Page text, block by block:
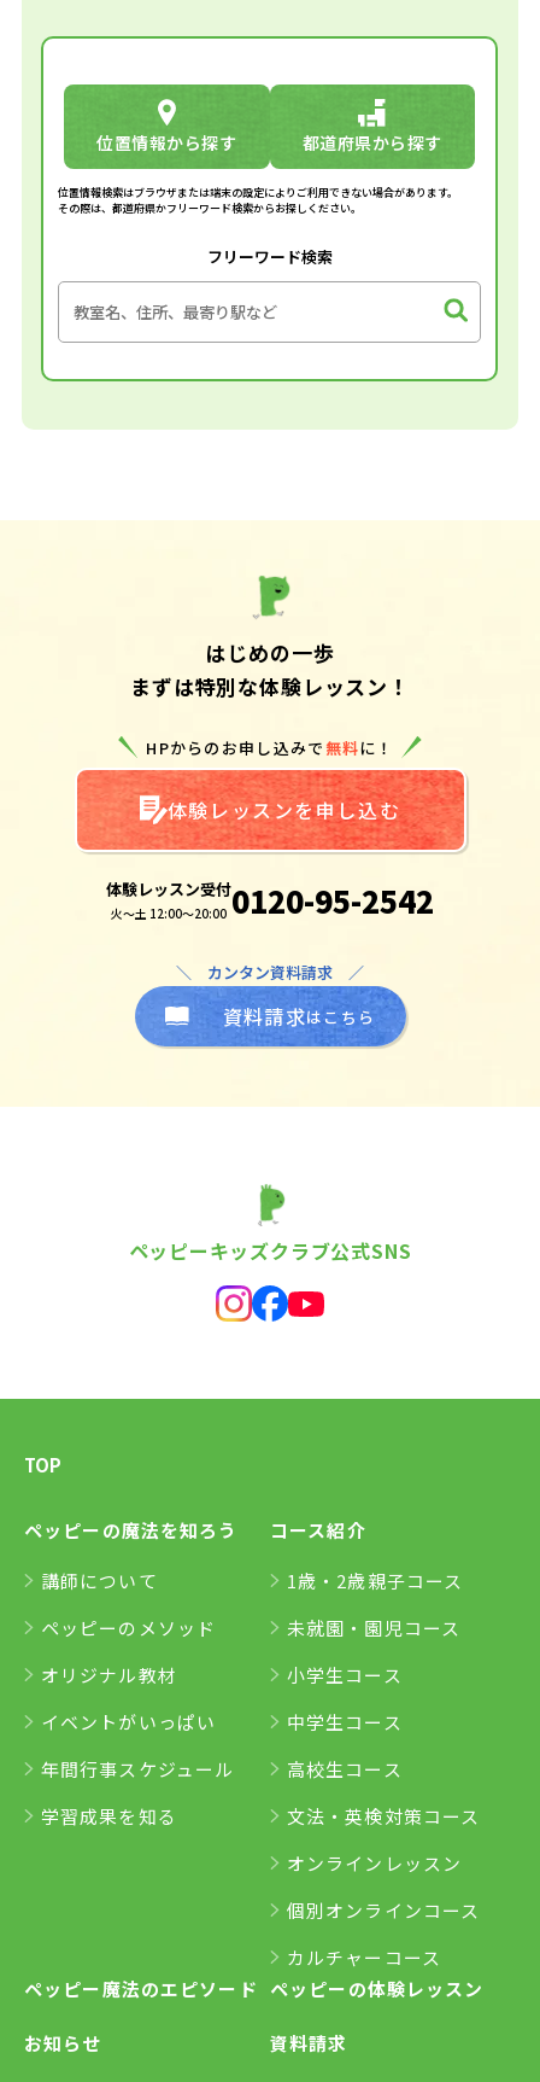
位置情報から探す 都道府県から探す
位置情報検索はブラウザまたは端末の設定によりご利用できない場合があります。
その際は、都道府県かフリーワード検索からお探しください。
フリーワード検索
はじめの一歩
まずは特別な体験レッスン！
HPからのお申し込みで無料に！
体験レッスンを申し込む
体験レッスン受付
火～土 12:00～20:00 0120-95-2542
＼ カンタン資料請求 ／
資料請求はこちら
ペッピーキッズクラブ公式SNS
TOP
ペッピーの魔法を知ろう
講師について
ペッピーのメソッド
オリジナル教材
イベントがいっぱい
年間行事スケジュール
学習成果を知る
コース紹介
1歳・2歳親子コース
未就園・園児コース
小学生コース
中学生コース
高校生コース
文法・英検対策コース
オンラインレッスン
個別オンラインコース
カルチャーコース
ペッピー魔法のエピソード
お知らせ
ペッピーの体験レッスン
資料請求